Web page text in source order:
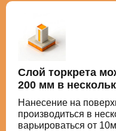
Слой торкрета
200 мм в
Нанесение на
производиться в
варьироваться от